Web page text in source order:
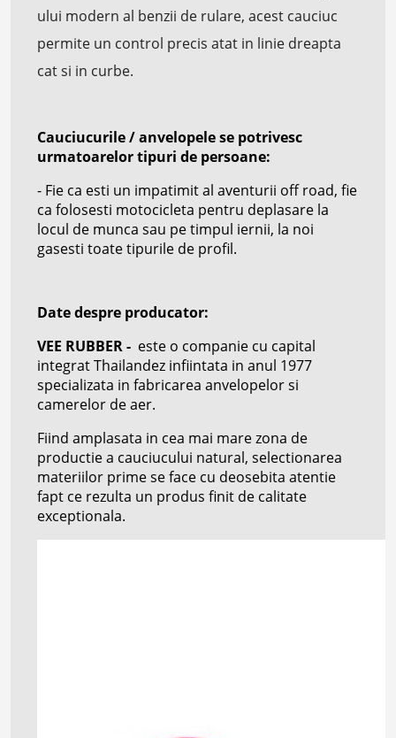
ului modern al benzii de rulare, acest cauciuc
permite un control precis atat in linie dreapta
cat si in curbe.
Cauciucurile / anvelopele se potrivesc
urmatoarelor tipuri de persoane:
- Fie ca esti un impatimit al aventurii off road, fie
ca folosesti motocicleta pentru deplasare la
locul de munca sau pe timpul iernii, la noi
gasesti toate tipurile de profil.
Date despre producator:
VEE RUBBER - este o companie cu capital
integrat Thailandez infiintata in anul 1977
specializata in fabricarea anvelopelor si
camerelor de aer.
Fiind amplasata in cea mai mare zona de
productie a cauciucului natural, selectionarea
materiilor prime se face cu deosebita atentie
fapt ce rezulta un produs finit de calitate
exceptionala.